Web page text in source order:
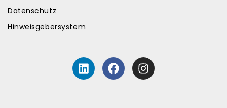
Datenschutz
Hinweisgebersystem
L
i
n
F
a
c
I
n
s